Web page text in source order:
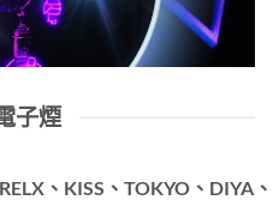
子煙
、KISS、TOKYO、DIYA、